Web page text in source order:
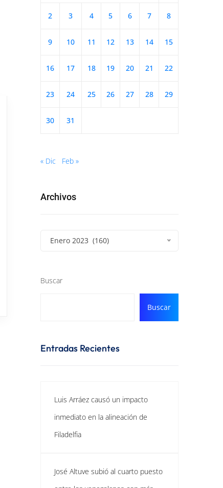
2 3 4 5 6 7 8
9 10 11 12 13 14 15
16 17 18 19 20 21 22
23 24 25 26 27 28 29
30 31
« Dic Feb »
Archivos
Enero 2023 (160)
Buscar
Buscar
Entradas Recientes
Luis Arráez causó un impacto
inmediato en la alineación de
Filadelfia
José Altuve subió al cuarto puesto